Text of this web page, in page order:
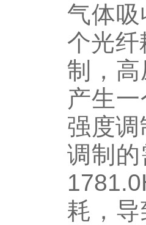
气体
个光纤
制，
产生
强度
调制
耗，